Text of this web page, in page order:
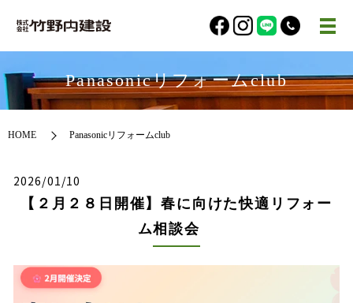
Panasonicリフォームclub
HOME Panasonicリフォームclub
2026/01/10
【２月２８日開催】春に向けた快適リフォー
ム相談会